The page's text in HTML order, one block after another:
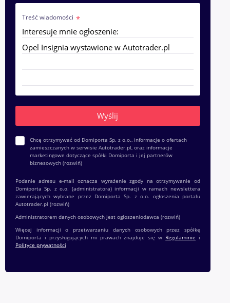
Treść wiadomości
Chcę otrzymywać od Domiporta Sp. z o.o., informacje o ofertach
zamieszczanych w serwisie Autotrader.pl, oraz informacje
marketingowe dotyczące spółki Domiporta i jej partnerów
biznesowych (rozwiń)
Podanie adresu e-mail oznacza wyrażenie zgody na otrzymywanie od
Domiporta Sp. z o.o. (administratora) informacji w ramach newslettera
zawierających wybrane przez Domiporta Sp. z o.o. ogłoszenia portalu
Autotrader.pl (rozwiń)
Administratorem danych osobowych jest ogłoszeniodawca (rozwiń)
Więcej informacji o przetwarzaniu danych osobowych przez spółkę
Domiporta i przysługujących mi prawach znajduje się w Regulaminie i
Polityce prywatności